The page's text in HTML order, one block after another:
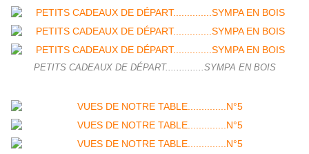
PETITS CADEAUX DE DÉPART..............SYMPA EN BOIS